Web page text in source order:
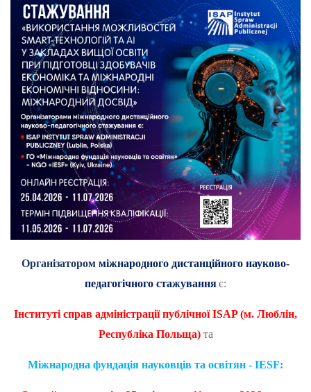
Організатором міжнародного дистанційного науково-
педагогічного стажуванняє:
Інституті справ адміністрації публічноїISAP(м. Люблін,
Республіка Польща)та
Міжнародна фундація науковців та освітян - IESF: